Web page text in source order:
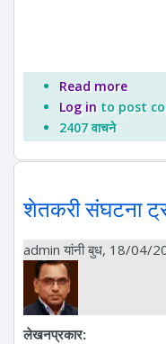
Read moreabout
Log in to post
2407 वाचने
शेतकरी संघटना
admin यांनी बुध, 18/04/
लेखनप्रकार: